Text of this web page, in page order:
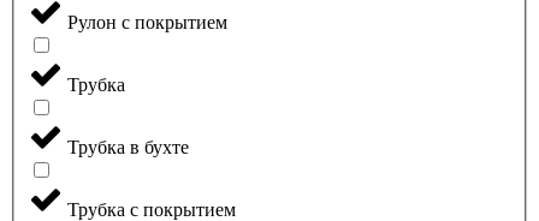
Рулон с покрытием
Трубка
Трубка в бухте
Трубка с покрытием